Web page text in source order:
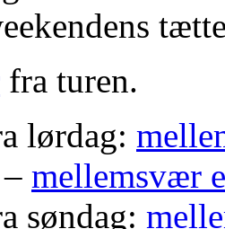
fra turen.
lørdag:
– mellemsvær
søndag: